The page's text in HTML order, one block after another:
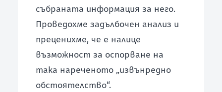
събраната информация за него.
Проведохме задълбочен анализ и
преценихме, че е налице
възможност за оспорване на
така нареченото „извънредно
обстоятелство“.